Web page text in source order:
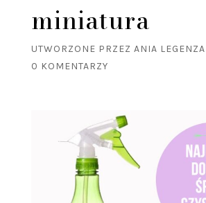
miniatura
UTWORZONE PRZEZ ANIA LEGENZA
0 KOMENTARZY